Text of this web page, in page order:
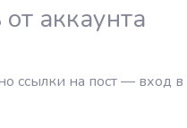
аккаунта
ссылки на пост — вход в